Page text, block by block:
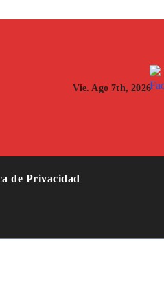
Vie. Ago 7th, 2026
de Privacidad